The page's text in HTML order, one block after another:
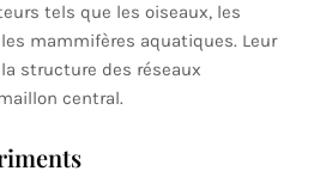
tels que les oiseaux, les
mammifères aquatiques. Leur
structure des réseaux
central.